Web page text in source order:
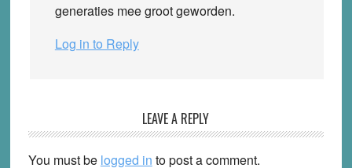
generaties mee groot geworden.
Log in to Reply
LEAVE A REPLY
You must be logged in to post a comment.